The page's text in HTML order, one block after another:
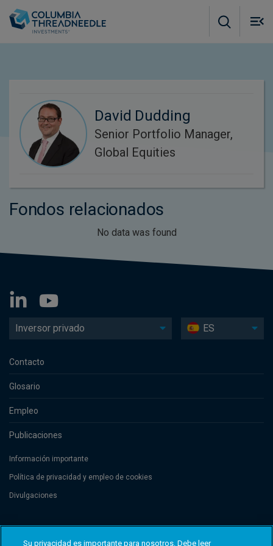
David Dudding
Senior Portfolio Manager,
Global Equities
Fondos relacionados
No data was found
Inversor privado ES
Contacto
Glosario
Empleo
Publicaciones
Información importante
Política de privacidad y empleo de cookies
Divulgaciones
de Commerce et des Sociétés (Luxembourg), No. B 110242 and/or
Su privacidad es importante para nosotros. Debe leer